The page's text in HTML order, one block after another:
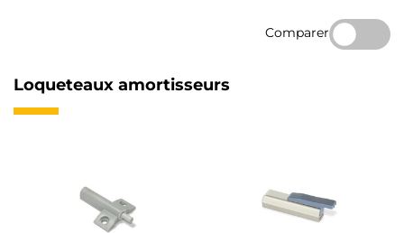
Comparer
Loqueteaux amortisseurs